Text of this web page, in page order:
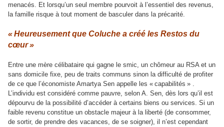
menacés. Et lorsqu’un seul membre pourvoit à l’essentiel des revenus,
la famille risque à tout moment de basculer dans la précarité.
« Heureusement que Coluche a créé les Restos du
cœur »
Entre une mère célibataire qui gagne le smic, un chômeur au RSA et un
sans domicile fixe, peu de traits communs sinon la difficulté de profiter
de ce que l’économiste Amartya Sen appelle les « capabilités » .
L’individu est considéré comme pauvre, selon A. Sen, dès lors qu’il est
dépourvu de la possibilité d’accéder à certains biens ou services. Si un
faible revenu constitue un obstacle majeur à la liberté (de consommer,
de sortir, de prendre des vacances, de se soigner), il n’est cependant